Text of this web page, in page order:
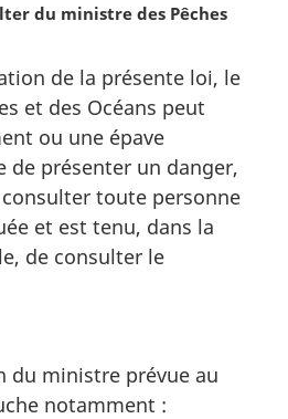
du ministre des Pêches
de la présente loi, le
et des Océans peut
ou une épave
de présenter un danger,
toute personne
et est tenu, dans la
de consulter le
du ministre prévue au
notamment :